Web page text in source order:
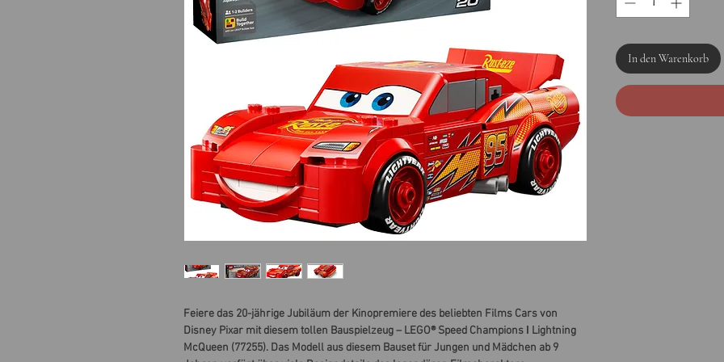
Feiere das 20-jährige Jubiläum der Kinopremiere des beliebten Films Cars von
Disney Pixar mit diesem tollen Bauspielzeug – LEGO® Speed Champions ǀ Lightning
McQueen (77255). Das Modell aus diesem Bauset für Jungen und Mädchen ab 9
In den Warenkorb